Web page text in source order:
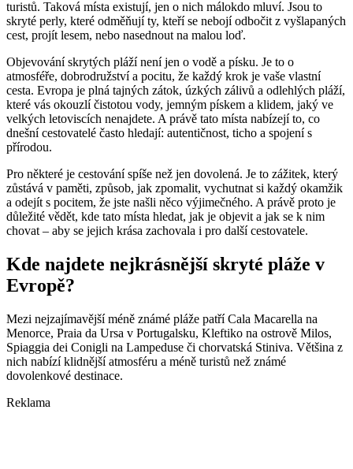
turistů. Taková místa existují, jen o nich málokdo mluví. Jsou to
skryté perly, které odměňují ty, kteří se nebojí odbočit z vyšlapaných
cest, projít lesem, nebo nasednout na malou loď.
Objevování skrytých pláží není jen o vodě a písku. Je to o
atmosféře, dobrodružství a pocitu, že každý krok je vaše vlastní
cesta. Evropa je plná tajných zátok, úzkých zálivů a odlehlých pláží,
které vás okouzlí čistotou vody, jemným pískem a klidem, jaký ve
velkých letoviscích nenajdete. A právě tato místa nabízejí to, co
dnešní cestovatelé často hledají: autentičnost, ticho a spojení s
přírodou.
Pro některé je cestování spíše než jen dovolená. Je to zážitek, který
zůstává v paměti, způsob, jak zpomalit, vychutnat si každý okamžik
a odejít s pocitem, že jste našli něco výjimečného. A právě proto je
důležité vědět, kde tato místa hledat, jak je objevit a jak se k nim
chovat – aby se jejich krása zachovala i pro další cestovatele.
Kde najdete nejkrásnější skryté pláže v
Evropě?
Mezi nejzajímavější méně známé pláže patří Cala Macarella na
Menorce, Praia da Ursa v Portugalsku, Kleftiko na ostrově Milos,
Spiaggia dei Conigli na Lampeduse či chorvatská Stiniva. Většina z
nich nabízí klidnější atmosféru a méně turistů než známé
dovolenkové destinace.
Reklama